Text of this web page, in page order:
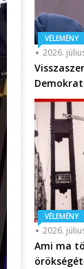
VÉLEMÉNY
2026.
VÉLEMÉNY
2026.
Ami ma